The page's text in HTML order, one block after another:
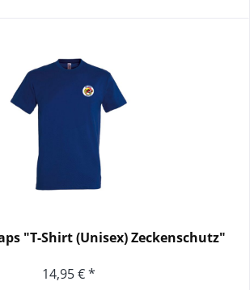
"T-Shirt (Unisex) Zeckenschutz"
14,95 € *